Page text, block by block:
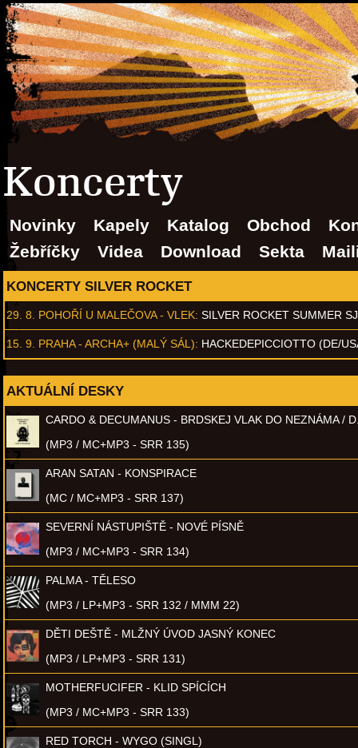
Koncerty
Novinky Kapely Katalog Obchod
Žebříčky
Videa Download Sekta
KONCERTY SILVER ROCKET
29. 8. POHOŘÍ U MALEČOVA - VLEK: SILVER ROCKET SUMMER
15. 9. PRAHA - ARCHA+ (MALÝ SÁL): HACKEDEPICCIOTTO (DE/
AKTUÁLNÍ DESKY
CARDO & DECUMANUS - BRDSKEJ VLAK DO NEZNÁMA /
(MP3 / MC+MP3 - SRR 135)
ARAN SATAN - KONSPIRACE
(MC / MC+MP3 - SRR 137)
SEVERNÍ NÁSTUPIŠTĚ - NOVÉ PÍSNĚ
(MP3 / MC+MP3 - SRR 134)
PALMA - TĚLESO
(MP3 / LP+MP3 - SRR 132 / MMM 22)
DĚTI DEŠTĚ - MLŽNÝ ÚVOD JASNÝ KONEC
(MP3 / LP+MP3 - SRR 131)
MOTHERFUCIFER - KLID SPÍCÍCH
(MP3 / MC+MP3 - SRR 133)
RED TORCH - WYGO (SINGL)